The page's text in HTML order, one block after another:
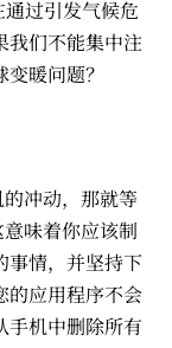
过引发气候危
我们不能集中注
暖问题？
冲动，那就等
味着你应该制
事情，并坚持下
的应用程序不会
手机中删除所有